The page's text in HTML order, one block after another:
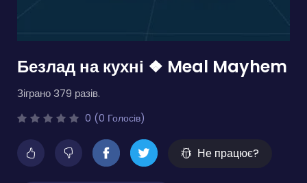
Безлад на кухні ❖ Meal Mayhem
Зіграно 379 разів.
0 (0 Голосів)
Не працює?